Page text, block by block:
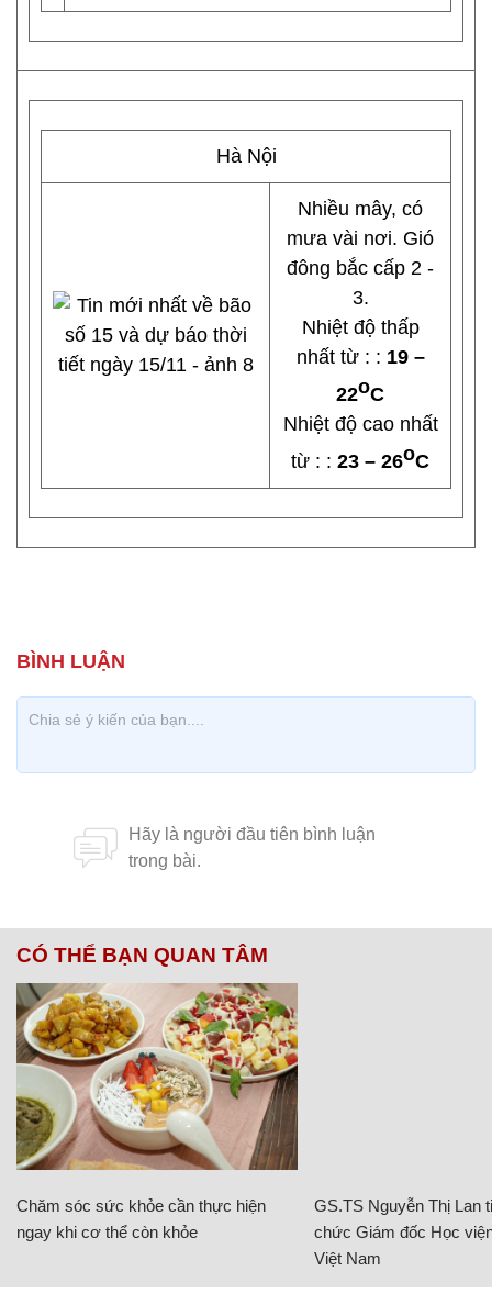
Hà Nội
Nhiều mây, có
mưa vài nơi. Gió
đông bắc cấp 2 -
3.
Nhiệt độ thấp
nhất từ : : 19 –
22oC
Nhiệt độ cao nhất
từ : : 23 – 26oC
CÓ THỂ BẠN QUAN TÂM
Chăm sóc sức khỏe cần thực hiện
ngay khi cơ thể còn khỏe
GS.TS Nguyễn Thị Lan
chức Giám đốc Học
Việt Nam